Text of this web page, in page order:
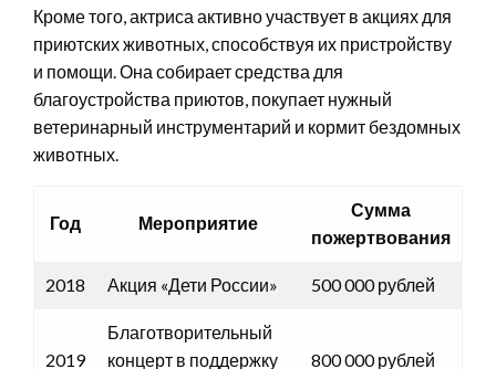
Кроме того, актриса активно участвует в акциях для
приютских животных, способствуя их пристройству
и помощи. Она собирает средства для
благоустройства приютов, покупает нужный
ветеринарный инструментарий и кормит бездомных
животных.
Год Мероприятие
Сумма
пожертвования
2018 Акция «Дети России» 500 000 рублей
2019
Благотворительный
концерт в поддержку
800 000 рублей